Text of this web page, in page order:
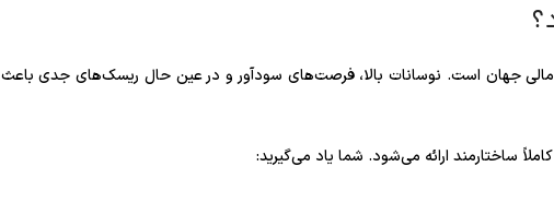
مالی جهان است. نوسانات بالا، فرصت‌های سودآور و در عین حال ریسک‌های جدی باعث
ساختارمند ارائه می‌شود. شما یاد می‌گیرید: